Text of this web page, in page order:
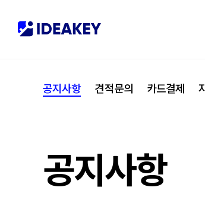
공지사항 견적문의 카드결제
공지사항